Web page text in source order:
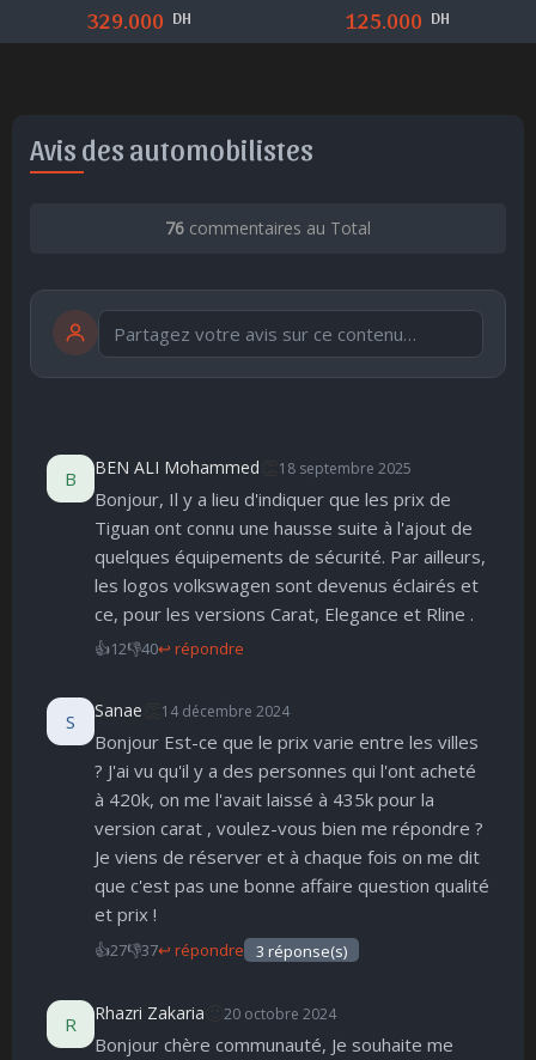
125.000 DH 430.000 DH
Avis des automobilistes
76 commentaires au Total
🤩
Parfait
👏
Bravo
😄
Réjoui
🙂
Content
😐
Indifférent
😮
Surpris
😞
Déçu
😠
Enervé
😨
Effrayé
publication immédiate Publier
B BEN ALI Mohammed 18 septembre 2025
Bonjour, Il y a lieu d'indiquer que les prix de
Tiguan ont connu une hausse suite à l'ajout de
quelques équipements de sécurité. Par ailleurs,
les logos volkswagen sont devenus éclairés et
ce, pour les versions Carat, Elegance et Rline .
👍12👎40↩ répondre
S Sanae 14 décembre 2024
Bonjour Est-ce que le prix varie entre les villes
? J'ai vu qu'il y a des personnes qui l'ont acheté
à 420k, on me l'avait laissé à 435k pour la
version carat , voulez-vous bien me répondre ?
Je viens de réserver et à chaque fois on me dit
que c'est pas une bonne affaire question qualité
et prix !
👍27👎37↩ répondre 3 réponse(s)
R Rhazri Zakaria 20 octobre 2024
Bonjour chère communauté, Je souhaite me